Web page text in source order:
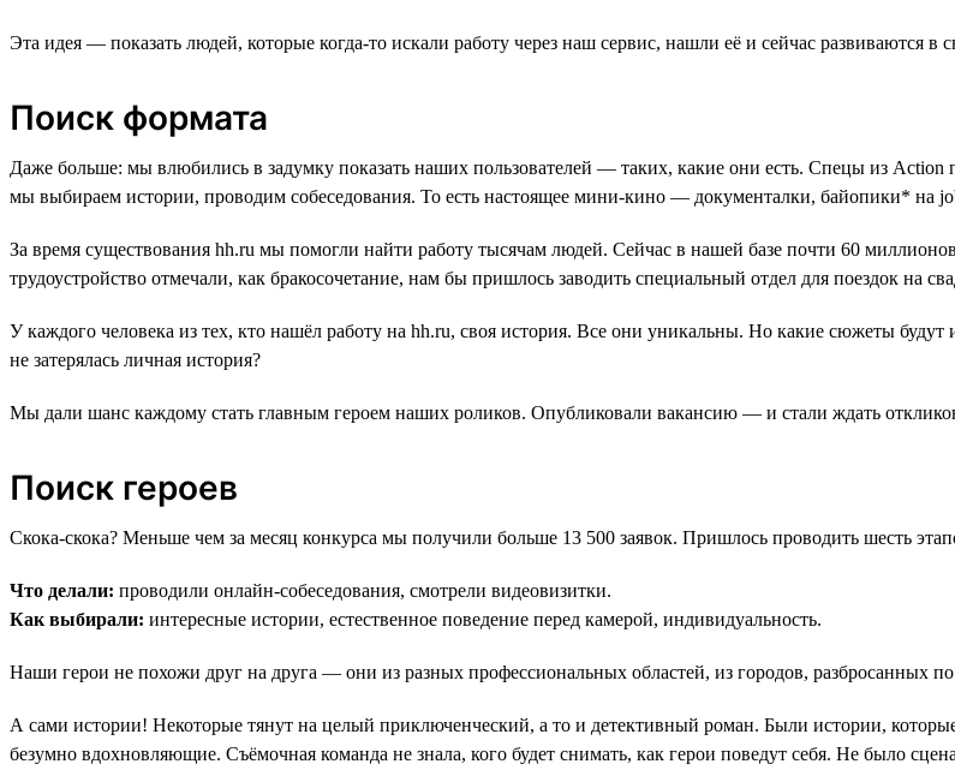
Эта идея — показать людей, которые когда-то искали работу через наш сервис, нашли её и сейчас развиваются в
Поиск формата
Даже больше: мы влюбились в задумку показать наших пользователей — таких, какие они есть. Спецы из Action
мы выбираем истории, проводим собеседования. То есть настоящее мини-кино — документалки, байопики* на
За время существования hh.ru мы помогли найти работу тысячам людей. Сейчас в нашей базе почти 60
трудоустройство отмечали, как бракосочетание, нам бы пришлось заводить специальный отдел для поездок на
У каждого человека из тех, кто нашёл работу на hh.ru, своя история. Все они уникальны. Но какие сюжеты
не затерялась личная история?
Мы дали шанс каждому стать главным героем наших роликов. Опубликовали вакансию — и стали ждать
Поиск героев
Скока-скока? Меньше чем за месяц конкурса мы получили больше 13 500 заявок. Пришлось проводить шесть
Что делали: проводили онлайн-собеседования, смотрели видеовизитки.
Как выбирали: интересные истории, естественное поведение перед камерой, индивидуальность.
Наши герои не похожи друг на друга — они из разных профессиональных областей, из городов, разбросанных
А сами истории! Некоторые тянут на целый приключенческий, а то и детективный роман. Были истории,
безумно вдохновляющие. Съёмочная команда не знала, кого будет снимать, как герои поведут себя. Не было